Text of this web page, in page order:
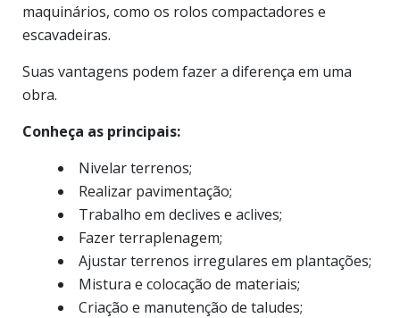
maquinários, como os rolos compactadores e
escavadeiras.
Suas vantagens podem fazer a diferença em uma
obra.
Conheça as principais:
Nivelar terrenos;
Realizar pavimentação;
Trabalho em declives e aclives;
Fazer terraplenagem;
Ajustar terrenos irregulares em plantações;
Mistura e colocação de materiais;
Criação e manutenção de taludes;